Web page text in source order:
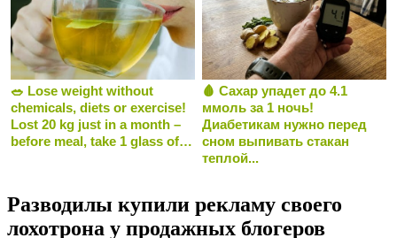
🥗 Lose weight without
chemicals, diets or exercise!
Lost 20 kg just in a month –
before meal, take 1 glass of…
🩸 Сахар упадет до 4.1
ммоль за 1 ночь!
Диабетикам нужно перед
сном выпивать стакан
теплой...
Разводилы купили рекламу своего
лохотрона у продажных блогеров